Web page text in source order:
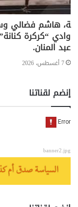
ة، هاشم فضالي
وادي “كركرة
عبد المنان.
7 أغسطس، 2026
إنضم لقناتنا
banner2.jpg